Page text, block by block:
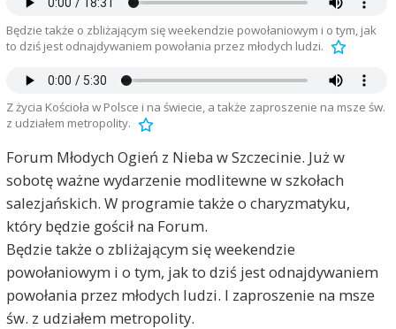
Będzie także o zbliżającym się weekendzie powołaniowym i o tym, jak
to dziś jest odnajdywaniem powołania przez młodych ludzi.
Z życia Kościoła w Polsce i na świecie, a także zaproszenie na msze św.
z udziałem metropolity.
Forum Młodych Ogień z Nieba w Szczecinie. Już w
sobotę ważne wydarzenie modlitewne w szkołach
salezjańskich. W programie także o charyzmatyku,
który będzie gościł na Forum.
Będzie także o zbliżającym się weekendzie
powołaniowym i o tym, jak to dziś jest odnajdywaniem
powołania przez młodych ludzi. I zaproszenie na msze
św. z udziałem metropolity.